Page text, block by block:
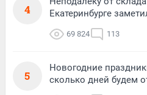
4
Екатеринбурге
69 824 113
5
Новогодние
сколько дней будем